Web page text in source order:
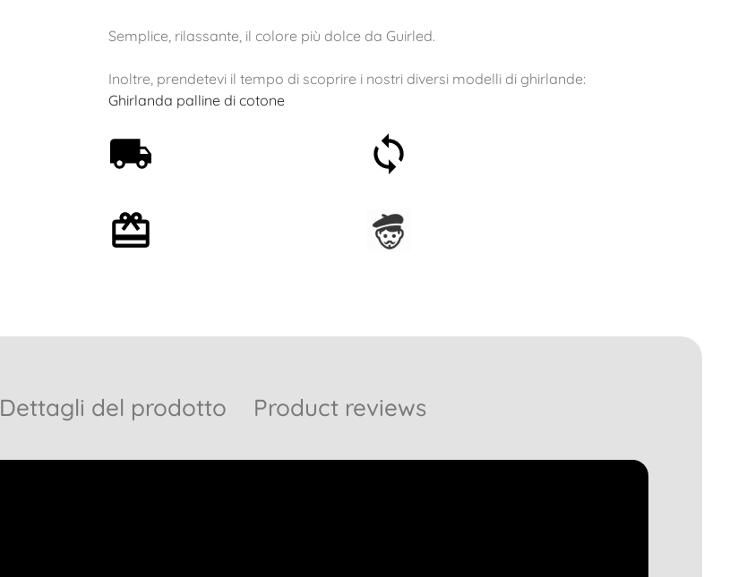
Semplice, rilassante, il colore più dolce da Guirled.
Inoltre, prendetevi il tempo di scoprire i nostri diversi modelli di ghirlande:
Ghirlanda palline di cotone
Dettagli del prodotto Product reviews